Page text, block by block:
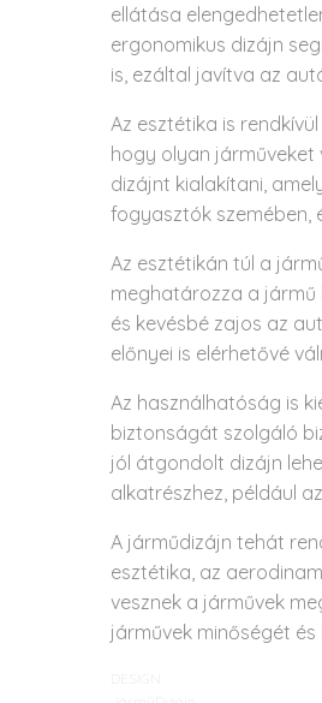
ellátása
ergonomikus dizájn
is, ezáltal javítva az
Az esztétika is
hogy olyan járműveket
dizájnt kialakítani,
fogyasztók szemében,
Az esztétikán túl a
meghatározza a jármű
és kevésbé zajos az
előnyei is elérhetővé
Az használhatóság is
biztonságát szolgáló
jól átgondolt dizájn
alkatrészhez, például
A járműdizájn tehát
esztétika, az
vesznek a járművek
járművek minőségét